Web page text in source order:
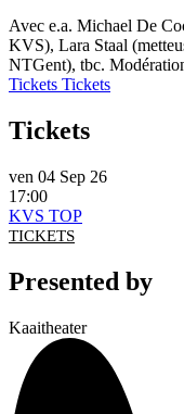
Avec e.a. Michael De
KVS), Lara Staal
NTGent), tbc.
Tickets Tickets
Tickets
ven 04 Sep 26
17:00
KVS TOP
TICKETS
Presented by
Kaaitheater